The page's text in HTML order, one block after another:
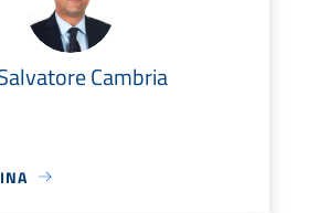
Cambria